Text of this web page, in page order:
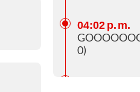
04:02 p. m.
0)